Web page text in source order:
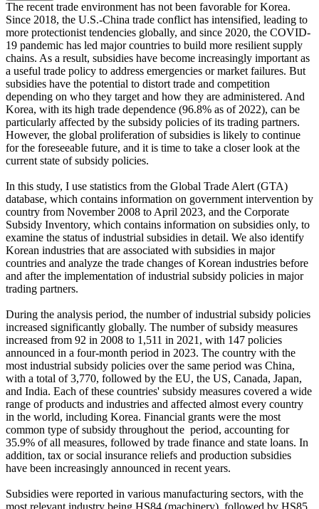
The recent trade environment has not been favorable for Korea.
Since 2018, the U.S.-China trade conflict has intensified, leading to
more protectionist tendencies globally, and since 2020, the COVID-
19 pandemic has led major countries to build more resilient supply
chains. As a result, subsidies have become increasingly important as
a useful trade policy to address emergencies or market failures. But
subsidies have the potential to distort trade and competition
depending on who they target and how they are administered. And
Korea, with its high trade dependence (96.8% as of 2022), can be
particularly affected by the subsidy policies of its trading partners.
However, the global proliferation of subsidies is likely to continue
for the foreseeable future, and it is time to take a closer look at the
current state of subsidy policies.
In this study, I use statistics from the Global Trade Alert (GTA)
database, which contains information on government intervention by
country from November 2008 to April 2023, and the Corporate
Subsidy Inventory, which contains information on subsidies only, to
examine the status of industrial subsidies in detail. We also identify
Korean industries that are associated with subsidies in major
countries and analyze the trade changes of Korean industries before
and after the implementation of industrial subsidy policies in major
trading partners.
During the analysis period, the number of industrial subsidy policies
increased significantly globally. The number of subsidy measures
increased from 92 in 2008 to 1,511 in 2021, with 147 policies
announced in a four-month period in 2023. The country with the
most industrial subsidy policies over the same period was China,
with a total of 3,770, followed by the EU, the US, Canada, Japan,
and India. Each of these countries' subsidy measures covered a wide
range of products and industries and affected almost every country
in the world, including Korea. Financial grants were the most
common type of subsidy throughout the period, accounting for
35.9% of all measures, followed by trade finance and state loans. In
addition, tax or social insurance reliefs and production subsidies
have been increasingly announced in recent years.
Subsidies were reported in various manufacturing sectors, with the